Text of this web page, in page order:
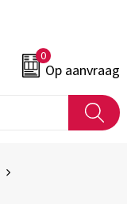
0
Op aanvraag